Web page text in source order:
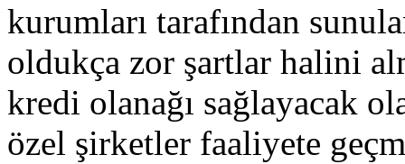
kurumları tarafından
oldukça zor şartlar halini
kredi olanağı sağlayacak
özel şirketler faaliyete